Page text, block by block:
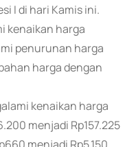
I di hari Kamis ini.
kenaikan harga
penurunan harga
harga dengan
kenaikan harga
menjadi Rp157.225